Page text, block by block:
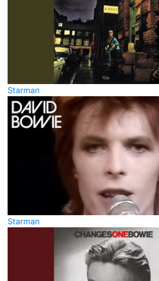
Starman
Starman